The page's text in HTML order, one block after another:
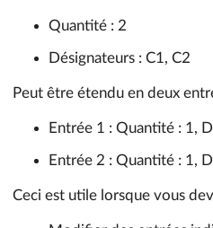
Quantité : 2
Désignateurs : C1, C2
Peut être étendu en deux
Entrée 1 : Quantité : 1,
Entrée 2 : Quantité : 1,
Ceci est utile lorsque vous